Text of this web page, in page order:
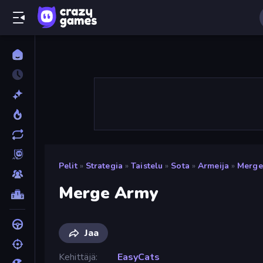
Pelit » Strategia » Taistelu » Sota » Armeija »
Merge Army
Jaa
Kehittäjä
EasyCats